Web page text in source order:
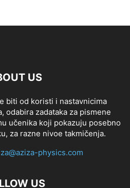
US
biti od koristi i nastavnicima
odabira zadataka za pismene
učenika koji pokazuju posebno
za razne nivoe takmičenja.
physics.com
US